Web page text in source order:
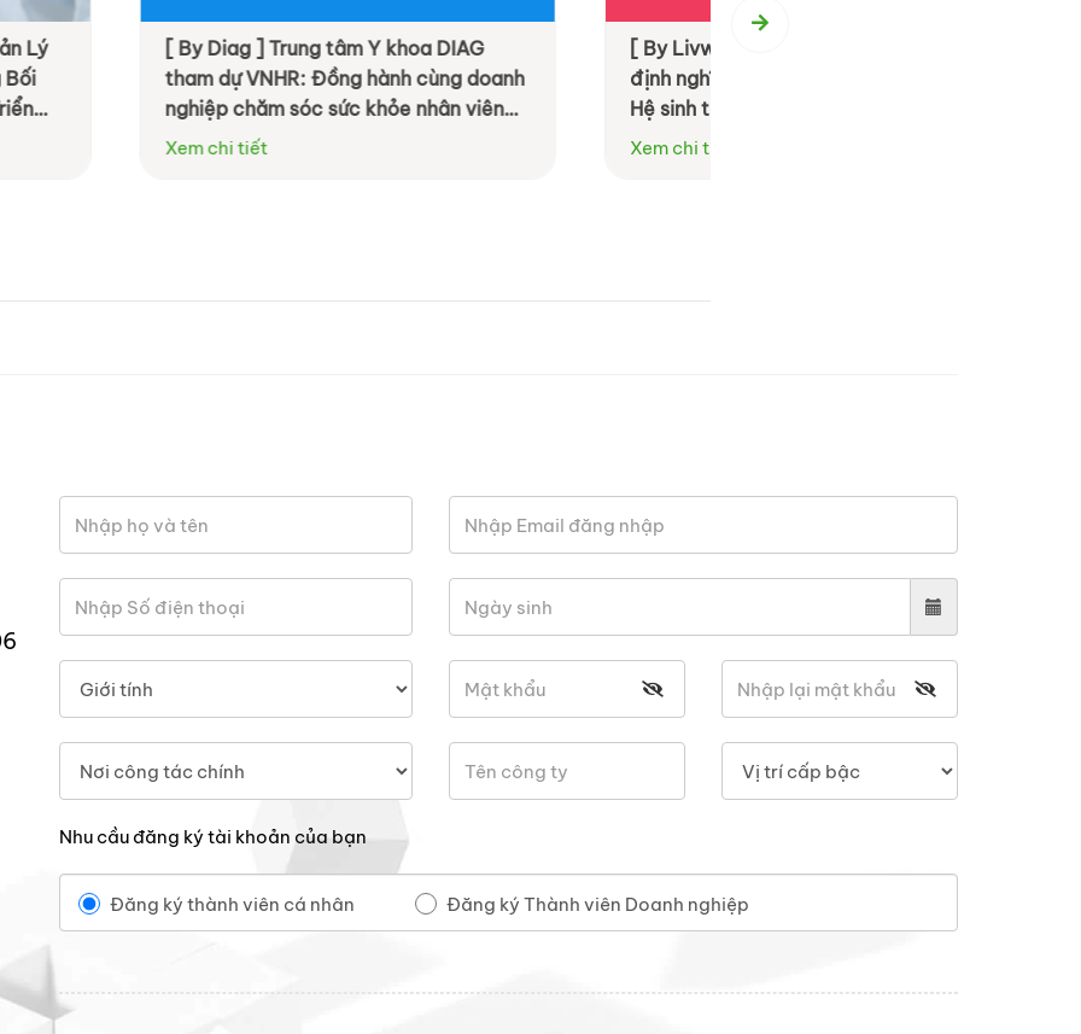
tâm Y khoa DIAG
hành cùng doanh
sức khỏe nhân viên
[ By Livwell ] OneHealth by LivWell: Tái
định nghĩa phúc lợi doanh nghiệp bằng
Hệ sinh thái Sức khỏe Toàn diện
Nhu cầu đăng ký tài khoản của bạn
Đăng ký thành viên cá nhân Đăng ký Thành viên Doanh nghiệp